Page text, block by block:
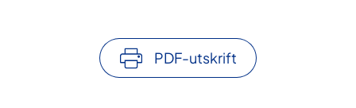
PDF-utskrift